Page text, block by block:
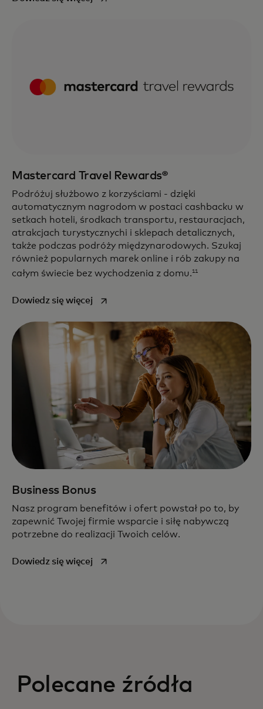
Mastercard Travel Rewards®
Podróżuj służbowo z korzyściami - dzięki
automatycznym nagrodom w postaci cashbacku w
setkach hoteli, środkach transportu, restauracjach,
atrakcjach turystycznychi i sklepach detalicznych,
także podczas podróży międzynarodowych. Szukaj
również popularnych marek online i rób zakupy na
całym świecie bez wychodzenia z domu. 11
Dowiedz się więcejopens in a new tab
Business Bonus
Nasz program benefitów i ofert powstał po to, by
zapewnić Twojej firmie wsparcie i siłę nabywczą
potrzebne do realizacji Twoich celów.
Dowiedz się więcejopens in a new tab
Polecane źródła